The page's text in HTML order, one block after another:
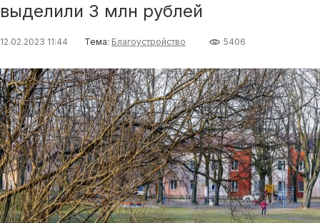
выделили 3 млн рублей
12.02.2023 11:44 Тема: Благоустройство 5406